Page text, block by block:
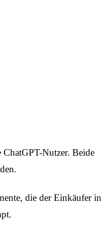
Nutzer. Beide
die der Einkäufer in